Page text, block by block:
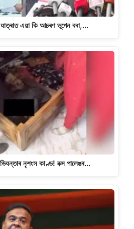
যাত্ৰাত এয়া কি আচৰণ ভূপেন বৰা,…
নৃশংস কাণ্ড! বক্স পালেঙৰ…